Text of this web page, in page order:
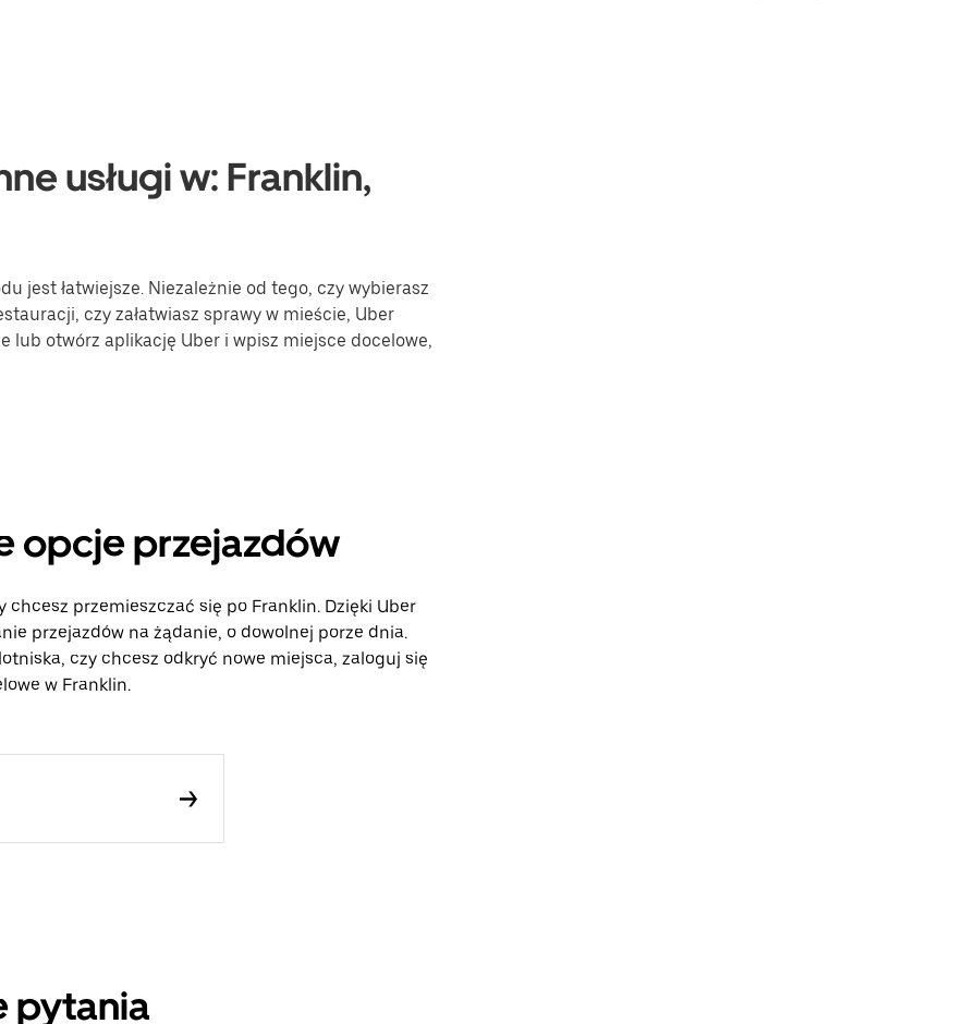
usługi w: Franklin,
jest łatwiejsze. Niezależnie od tego, czy wybierasz
czy załatwiasz sprawy w mieście, Uber
lub otwórz aplikację Uber i wpisz miejsce docelowe,
opcje przejazdów
przemieszczać się po Franklin. Dzięki Uber
przejazdów na żądanie, o dowolnej porze dnia.
czy chcesz odkryć nowe miejsca, zaloguj się
w Franklin.
pytania